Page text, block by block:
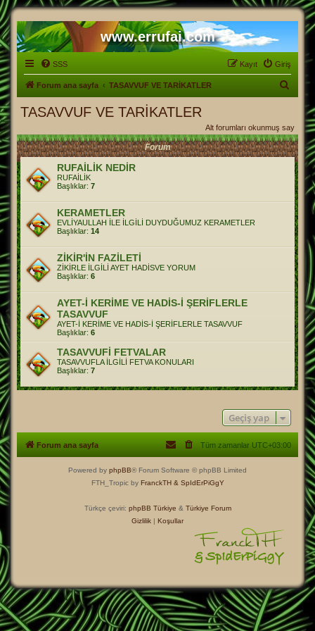
www.errufai.com
SSS Giriş
Kayıt
Forum ana sayfa TASAVVUF VE TARİKATLER
TASAVVUF VE TARİKATLER
Alt forumları okunmuş say
Forum
RUFAİLİK NEDİR
RUFAİLİK
Başlıklar: 7
KERAMETLER
EVLİYAULLAH İLE İLGİLİ DUYDUĞUMUZ KERAMETLER
Başlıklar: 14
ZİKİR'İN FAZİLETİ
ZİKİRLE İLGİLİ AYET HADİSVE YORUM
Başlıklar: 6
AYET-İ KERİME VE HADİS-İ ŞERİFLERLE
TASAVVUF
AYET-İ KERİME VE HADİS-İ ŞERİFLERLE TASAVVUF
Başlıklar: 6
TASAVVUFİ FETVALAR
TASAVVUFLA İLGİLİ FETVA KONULARI
Başlıklar: 7
Geçiş yap
Forum ana sayfa Tüm zamanlar UTC+03:00
Powered by phpBB® Forum Software © phpBB Limited
FTH_Tropic by FranckTH & SpIdErPiGgY
Türkçe çeviri: phpBB Türkiye & Türkiye Forum
Gizlilik | Koşullar